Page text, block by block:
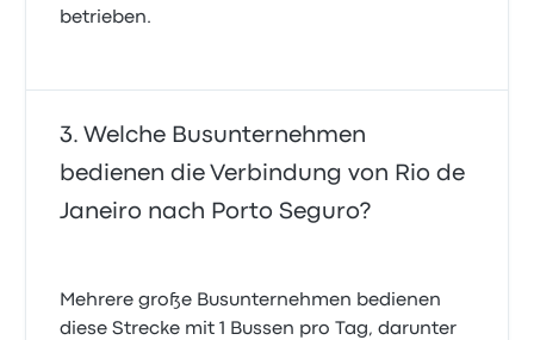
betrieben.
Welche Busunternehmen
bedienen die Verbindung von Rio de
Janeiro nach Porto Seguro?
Mehrere große Busunternehmen bedienen
diese Strecke mit 1 Bussen pro Tag, darunter